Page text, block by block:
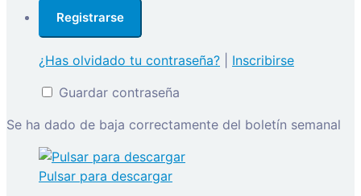
¿Has olvidado tu contraseña?
Inscribirse
Guardar contraseña
Se ha dado de baja correctamente del boletín semanal
Pulsar para descargar